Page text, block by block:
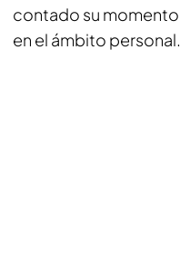
contado su momento
en el ámbito personal.